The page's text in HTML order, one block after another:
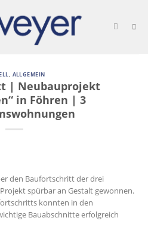
, ALLGEMEIN
| Neubauprojekt
in Föhren | 3
den Baufortschritt der drei
spürbar an Gestalt gewonnen.
konnten in den
Bauabschnitte erfolgreich